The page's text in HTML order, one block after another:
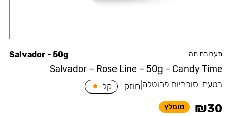
תערובת תה
Salvador – Rose Line – 50g – Candy Time
Salvador - 50g
בטעם: סוכריות פרוטלה חוזק קל
₪30 מומלץ